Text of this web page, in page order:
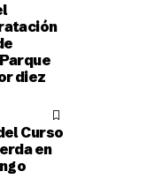
diez
Curso
en